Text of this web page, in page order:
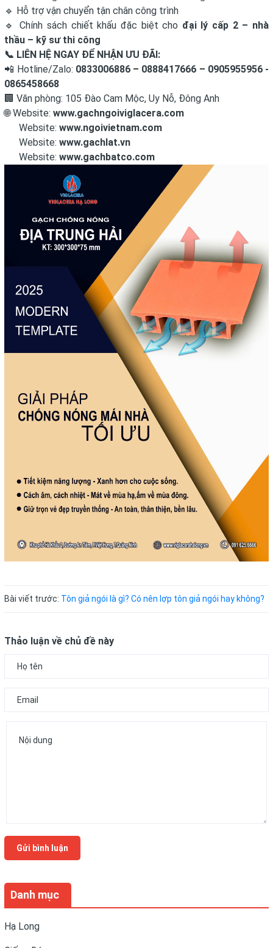
Danh mục
Hạ Long
🔹 Hỗ trợ vận chuyển tận chân công trình
🔹 Chính sách chiết khấu đặc biệt cho đại lý cấp 2 – nhà
thầu – kỹ sư thi công
📞 LIÊN HỆ NGAY ĐỂ NHẬN ƯU ĐÃI:
📲 Hotline/Zalo: 0833006886 – 0888417666 – 0905955956 -
0865458668
🏢 Văn phòng: 105 Đào Cam Mộc, Uy Nỗ, Đông Anh
🌐 Website: www.gachngoiviglacera.com
Website: www.ngoivietnam.com
Website: www.gachlat.vn
Website: www.gachbatco.com
Bài viết trước: Tôn giả ngói là gì? Có nên lợp tôn giả ngói hay không?
Thảo luận về chủ đề này
Gửi bình luận